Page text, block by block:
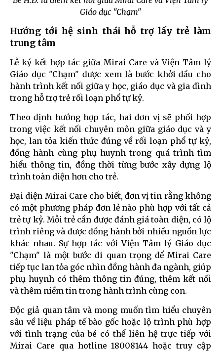
Giáo dục "Chạm"
Hướng tới hệ sinh thái hỗ trợ lấy trẻ làm
trung tâm
Lễ ký kết hợp tác giữa Mirai Care và Viện Tâm lý
Giáo dục "Chạm" được xem là bước khởi đầu cho
hành trình kết nối giữa y học, giáo dục và gia đình
trong hỗ trợ trẻ rối loạn phổ tự kỷ.
Theo định hướng hợp tác, hai đơn vị sẽ phối hợp
trong việc kết nối chuyên môn giữa giáo dục và y
học, lan tỏa kiến thức đúng về rối loạn phổ tự kỷ,
đồng hành cùng phụ huynh trong quá trình tìm
hiểu thông tin, đồng thời từng bước xây dựng lộ
trình toàn diện hơn cho trẻ.
Đại diện Mirai Care cho biết, đơn vị tin rằng không
có một phương pháp đơn lẻ nào phù hợp với tất cả
trẻ tự kỷ. Mỗi trẻ cần được đánh giá toàn diện, có lộ
trình riêng và được đồng hành bởi nhiều nguồn lực
khác nhau. Sự hợp tác với Viện Tâm lý Giáo dục
"Chạm" là một bước đi quan trọng để Mirai Care
tiếp tục lan tỏa góc nhìn đồng hành đa ngành, giúp
phụ huynh có thêm thông tin đúng, thêm kết nối
và thêm niềm tin trong hành trình cùng con.
Độc giả quan tâm và mong muốn tìm hiểu chuyên
sâu về liệu pháp tế bào gốc hoặc lộ trình phù hợp
với tình trạng của bé có thể liên hệ trực tiếp với
Mirai Care qua hotline 18008144 hoặc truy cập